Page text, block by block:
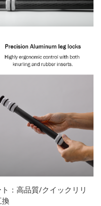
：高品質/クイックリリ
換